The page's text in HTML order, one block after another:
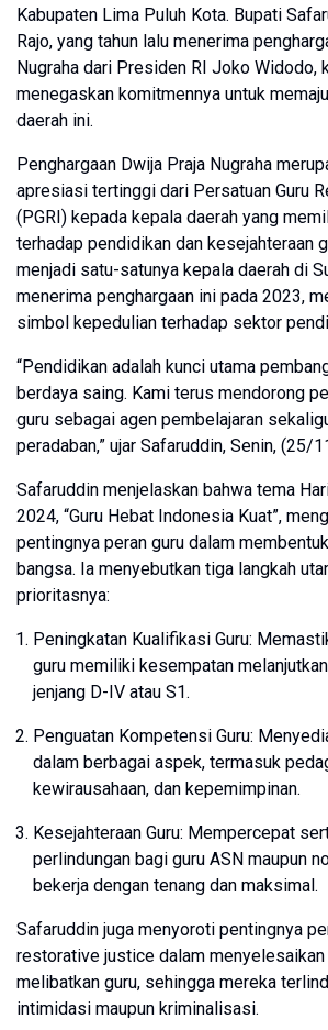
Kabupaten Lima Puluh Kota. Bupati
Rajo, yang tahun lalu menerima
Nugraha dari Presiden RI Joko Widodo,
menegaskan komitmennya untuk
daerah ini.
Penghargaan Dwija Praja Nugraha
apresiasi tertinggi dari Persatuan Guru
(PGRI) kepada kepala daerah yang
terhadap pendidikan dan kesejahteraan
menjadi satu-satunya kepala daerah di
menerima penghargaan ini pada 2023,
simbol kepedulian terhadap sektor
“Pendidikan adalah kunci utama
berdaya saing. Kami terus mendorong
guru sebagai agen pembelajaran
peradaban,” ujar Safaruddin, Senin, (25/
Safaruddin menjelaskan bahwa tema
2024, “Guru Hebat Indonesia Kuat”,
pentingnya peran guru dalam
bangsa. Ia menyebutkan tiga langkah
prioritasnya:
Peningkatan Kualifikasi Guru:
guru memiliki kesempatan
jenjang D-IV atau S1.
Penguatan Kompetensi Guru:
dalam berbagai aspek, termasuk
kewirausahaan, dan kepemimpinan.
Kesejahteraan Guru: Mempercepat
perlindungan bagi guru ASN maupun
bekerja dengan tenang dan maksimal.
Safaruddin juga menyoroti pentingnya
restorative justice dalam
melibatkan guru, sehingga mereka
intimidasi maupun kriminalisasi.